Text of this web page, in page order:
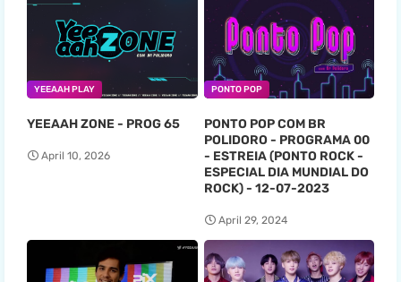
YEEAAH PLAY
YEEAAH ZONE - PROG 65
April 10, 2026
PONTO POP
PONTO POP COM BR
POLIDORO - PROGRAMA 00
- ESTREIA (PONTO ROCK -
ESPECIAL DIA MUNDIAL DO
ROCK) - 12-07-2023
April 29, 2024